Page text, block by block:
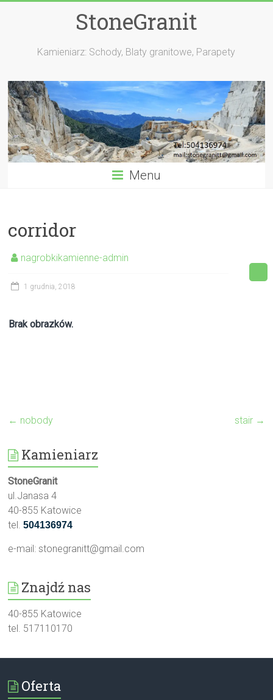
StoneGranit
Kamieniarz: Schody, Blaty granitowe, Parapety
Menu
corridor
nagrobkikamienne-admin
1 grudnia, 2018
Brak obrazków.
← nobody stair →
Kamieniarz
StoneGranit
ul.Janasa 4
40-855 Katowice
tel. 504136974
e-mail: stonegranitt@gmail.com
Znajdź nas
40-855 Katowice
tel. 517110170
Oferta